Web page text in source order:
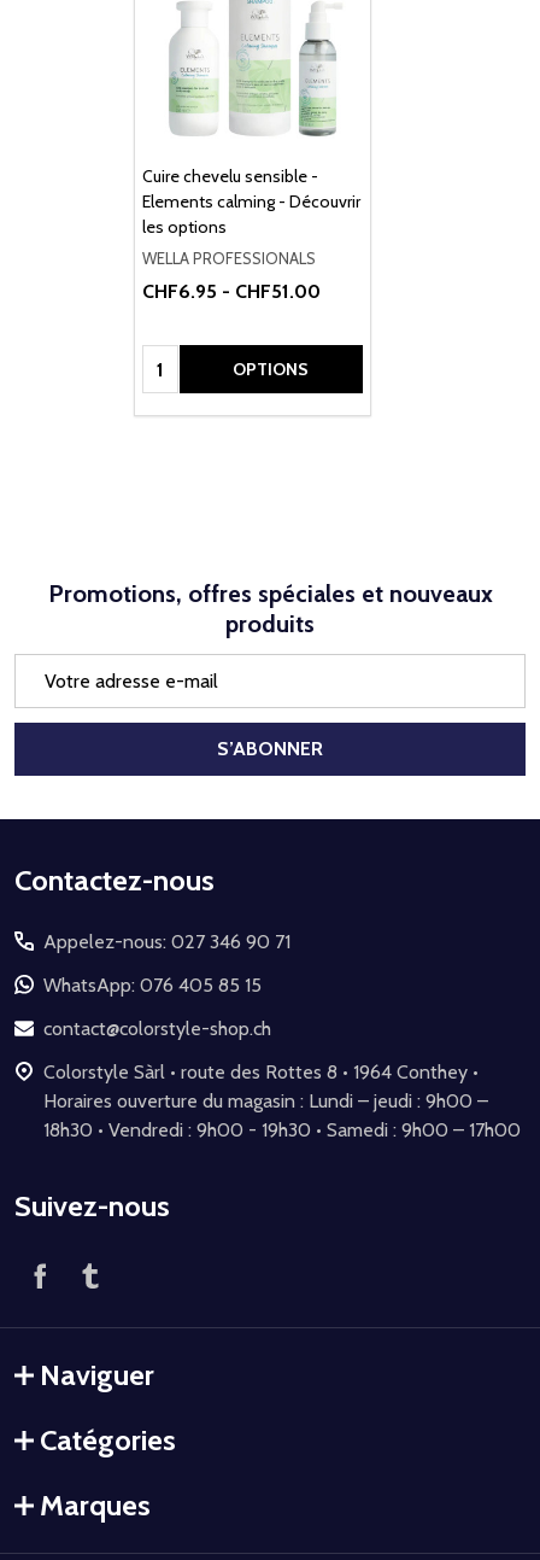
Cuire chevelu sensible -
Elements calming - Découvrir
les options
WELLA PROFESSIONALS
CHF6.95 - CHF51.00
Quantité: OPTIONS
Promotions, offres spéciales et nouveaux
produits
mail
S’ABONNER
Début
pied
de
page
Contactez-nous
Appelez-nous: 027 346 90 71
WhatsApp: 076 405 85 15
contact@colorstyle-shop.ch
Colorstyle Sàrl • route des Rottes 8 • 1964 Conthey •
Horaires ouverture du magasin : Lundi – jeudi : 9h00 –
18h30 • Vendredi : 9h00 - 19h30 • Samedi : 9h00 – 17h00
Suivez-nous
Naviguer
Catégories
Marques